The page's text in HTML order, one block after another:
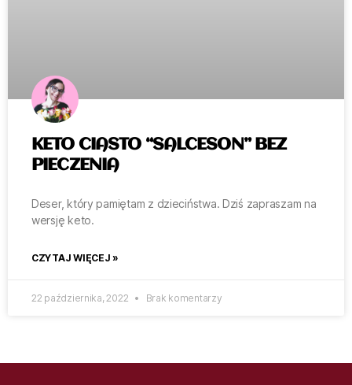
KETO CIASTO “SALCESON” BEZ
PIECZENIA
Deser, który pamiętam z dzieciństwa. Dziś zapraszam na
wersję keto.
CZYTAJ WIĘCEJ »
22 października, 2022 Brak komentarzy